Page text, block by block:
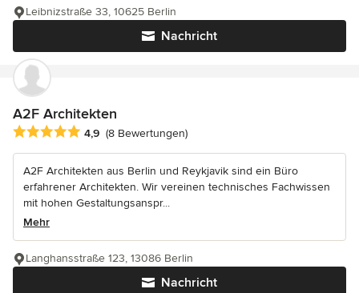
Nachricht
Leibnizstraße 33, 10625 Berlin
A2F Architekten
Durchschnittliche Bewertung: 4.9 von 5 Sternen
4,9 (8 Bewertungen)
A2F Architekten aus Berlin und Reykjavik sind ein Büro
erfahrener Architekten. Wir vereinen technisches Fachwissen
mit hohen Gestaltungsanspr...
Mehr
Nachricht
Langhansstraße 123, 13086 Berlin